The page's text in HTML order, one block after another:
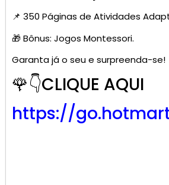
📌 350 Páginas de Atividades
🎁 Bônus: Jogos Montessori.
Garanta já o seu e surpreenda-se!
🌹👇CLIQUE AQUI
https://